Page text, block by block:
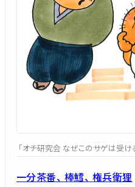
「オチ研究会 なぜこのサゲは受け
一分茶番、 棒鱈、 権兵衛狸